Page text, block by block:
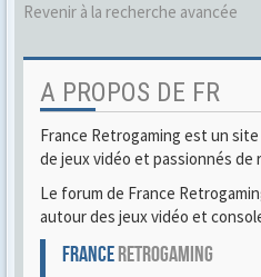
Revenir à la recherche avancée
A PROPOS DE FR
France Retrogaming est un
de jeux vidéo et passionnés de
Le forum de France
autour des jeux vidéo et
FRANCERETROGAMING